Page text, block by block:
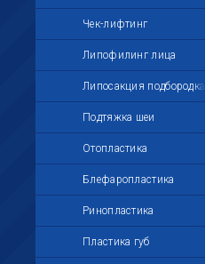
Чек-лифтинг
Липофилинг лица
Липосакция подбородка
Подтяжка шеи
Отопластика
Блефаропластика
Ринопластика
Пластика губ